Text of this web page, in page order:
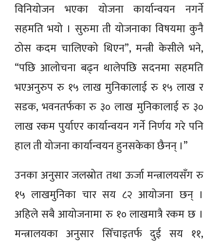
विनियोजन भएका योजना कार्यान्वयन नगर्ने
सहमति भयो । सुरुमा ती योजनाका विषयमा कुनै
ठोस कदम चालिएको थिएन”, मन्त्री केसीले भने,
“पछि आलोचना बढ्न थालेपछि सदनमा सहमति
भएअनुरुप रु १५ लाख मुनिकालाई रु १५ लाख र
सडक, भवनतर्फका रु ३० लाख मुनिकालाई रु ३०
लाख रकम पुर्याएर कार्यान्वयन गर्ने निर्णय गरे पनि
हाल ती योजना कार्यान्वयन हुनसकेका छैनन् ।”
उनका अनुसार जलस्रोत तथा ऊर्जा मन्त्रालयसँग रु
१५ लाखमुनिका चार सय ८२ आयोजना छन् ।
अहिले सबै आयोजनामा रु १० लाखमात्रै रकम छ ।
मन्त्रालयका अनुसार सिँचाइतर्फ दुई सय ११,